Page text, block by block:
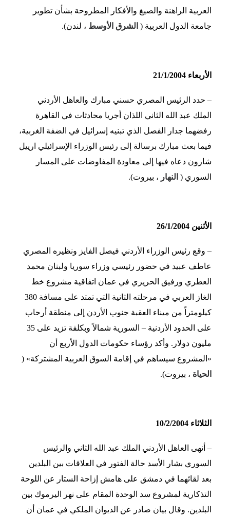
العربية الراهنة والصيغ والأفكار المطروحة بشأن تطوير
جامعة الدول العربية ( الشرق الأوسط ، لندن).
الأربعاء 21/1/2004
– حدد الرئيس المصري حسني مبارك والعاهل الأردني
الملك عبد الله الثاني اللذان أجريا محادثات في القاهرة
رفضهما جدار الفصل الذي تبنيه إسرائيل في الضفة الغربية،
فيما بعث مبارك برسالة إلى رئيس الوزراء الإسرائيلي ارييل
شارون دعاه فيها إلى معاودة المفاوضات على المسار
السوري ( النهار ، بيروت).
الأثنين 26/1/2004
– وقع رئيس الوزراء الأردني فيصل الفايز ونظيره المصري
عاطف عبيد في حضور رئيسي وزراء سوريا ولبنان محمد
العطري ورفيق الحريري في عمان اتفاقية مشروع خط
الغاز العربي في مرحلته الثانية التي تمتد على مسافة 380
كيلومتراً من ميناء العقبة جنوب الأردن إلى منطقة أرحاب
على الحدود الأردنية – السورية شمالاً وبكلفة تزيد على 35
مليون دولار. وأكد رؤساء حكومات الدول الأربع أن
«المشروع سيساهم في إقامة السوق العربية المشتركة» (
الحياة ، بيروت).
الثلاثاء 10/2/2004
– أنهى العاهل الأردني الملك عبد الله الثاني والرئيس
السوري بشار الأسد حالة الفتور في العلاقات بين البلدين
بعد لقائهما في دمشق على هامش إزاحة الستار عن اللوحة
التذكارية لمشروع سد الوحدة المقام على نهر اليرموك بين
البلدين. وقال بيان صادر عن الديوان الملكي في عمان أن